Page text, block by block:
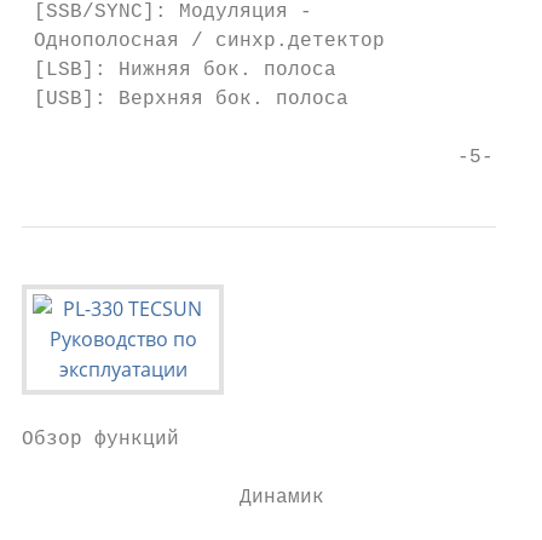
[SSB/SYNC]: Модуляция -
Однополосная / синхр.детектор
[LSB]: Нижняя бок. полоса
[USB]: Верхняя бок. полоса
                                    -5-
Обзор функций
Динамик